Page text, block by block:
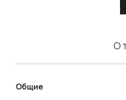
О
Общие